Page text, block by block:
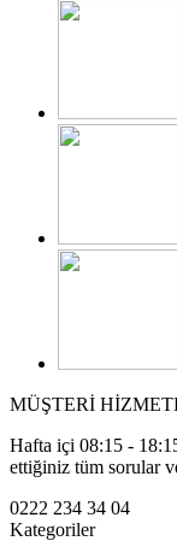
MÜŞTERİ
Hafta içi 08:15 -
ettiğiniz tüm sorular
0222 234 34 04
Kategoriler